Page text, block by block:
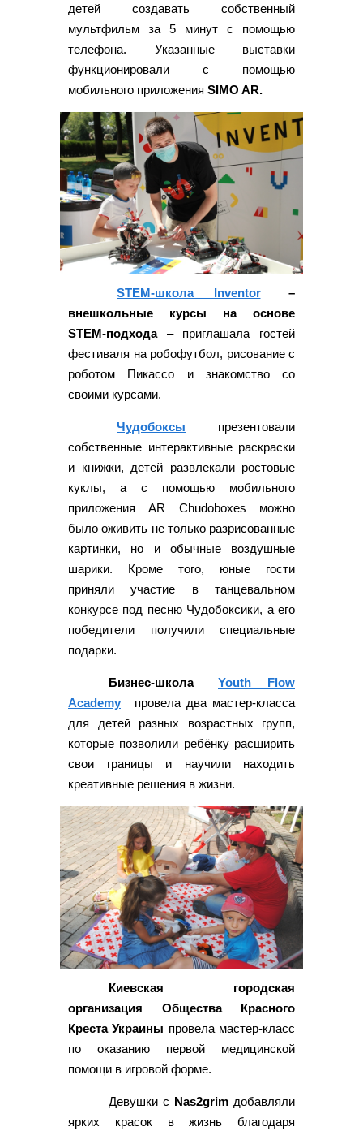
детей создавать собственный
мультфильм за 5 минут с помощью
телефона. Указанные выставки
функционировали с помощью
мобильного приложения SIMO AR.
STEM-школа Inventor
–
внешкольные курсы на основе
STEM-подхода– приглашала гостей
фестиваля на робофутбол, рисование с
роботом Пикассо и знакомство со
своими курсами.
Чудобоксы
презентовали
собственные интерактивные раскраски
и книжки, детей развлекали ростовые
куклы, а с помощью мобильного
приложения AR Chudoboxes можно
было оживить не только разрисованные
картинки, но и обычные воздушные
шарики. Кроме того, юные гости
приняли участие в танцевальном
конкурсе под песню Чудобоксики, а его
победители получили специальные
подарки.
Бизнес-школа
Youth Flow
Academy
провела два мастер-класса
для детей разных возрастных групп,
которые позволили ребёнку расширить
свои границы и научили находить
креативные решения в жизни.
Киевская городская
организация Общества Красного
Креста Украины провела мастер-класс
по оказанию первой медицинской
помощи в игровой форме.
Девушки с Nas2grim добавляли
ярких красок в жизнь благодаря